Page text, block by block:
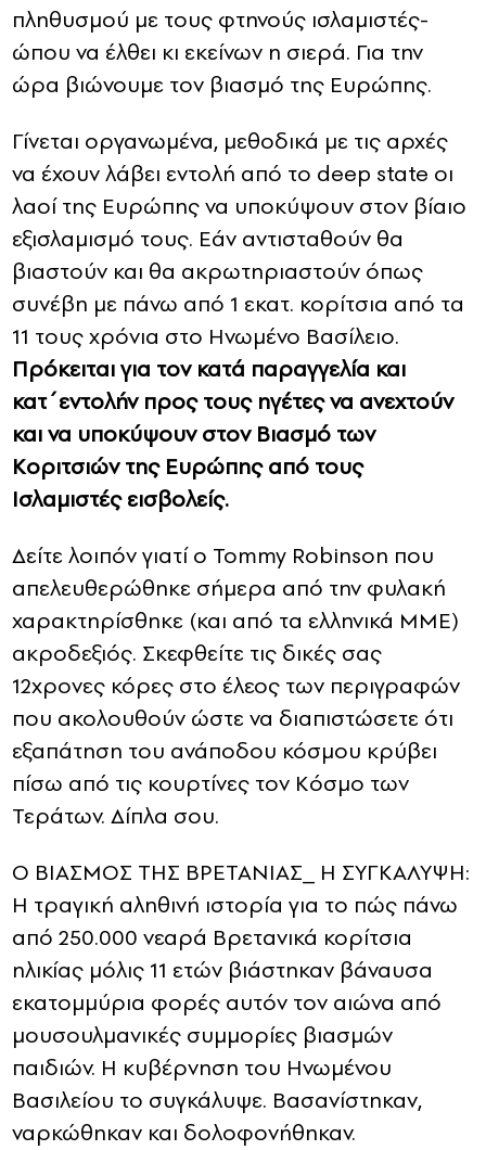
πληθυσμού με τους φτηνούς ισλαμιστές-
ώπου να έλθει κι εκείνων η σιερά. Για την
ώρα βιώνουμε τον βιασμό της Ευρώπης.
Γίνεται οργανωμένα, μεθοδικά με τις αρχές
να έχουν λάβει εντολή από το deep state οι
λαοί της Ευρώπης να υποκύψουν στον βίαιο
εξισλαμισμό τους. Εάν αντισταθούν θα
βιαστούν και θα ακρωτηριαστούν όπως
συνέβη με πάνω από 1 εκατ. κορίτσια από τα
11 τους χρόνια στο Ηνωμένο Βασίλειο.
Πρόκειται για τον κατά παραγγελία και
κατ΄εντολήν προς τους ηγέτες να ανεχτούν
και να υποκύψουν στον Βιασμό των
Κοριτσιών της Ευρώπης από τους
Ισλαμιστές εισβολείς.
Δείτε λοιπόν γιατί ο Tommy Robinson που
απελευθερώθηκε σήμερα από την φυλακή
χαρακτηρίσθηκε (και από τα ελληνικά ΜΜΕ)
ακροδεξιός. Σκεφθείτε τις δικές σας
12χρονες κόρες στο έλεος των περιγραφών
που ακολουθούν ώστε να διαπιστώσετε ότι
εξαπάτηση του ανάποδου κόσμου κρύβει
πίσω από τις κουρτίνες τον Κόσμο των
Τεράτων. Δίπλα σου.
Ο ΒΙΑΣΜΟΣ ΤΗΣ ΒΡΕΤΑΝΙΑΣ_ Η ΣΥΓΚΑΛΥΨΗ:
Η τραγική αληθινή ιστορία για το πώς πάνω
από 250.000 νεαρά Βρετανικά κορίτσια
ηλικίας μόλις 11 ετών βιάστηκαν βάναυσα
εκατομμύρια φορές αυτόν τον αιώνα από
μουσουλμανικές συμμορίες βιασμών
παιδιών. Η κυβέρνηση του Ηνωμένου
Βασιλείου το συγκάλυψε. Βασανίστηκαν,
ναρκώθηκαν και δολοφονήθηκαν.